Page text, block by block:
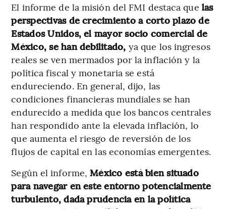
El informe de la misión del FMI destaca que las
perspectivas de crecimiento a corto plazo de
Estados Unidos, el mayor socio comercial de
México, se han debilitado, ya que los ingresos
reales se ven mermados por la inflación y la
política fiscal y monetaria se está
endureciendo. En general, dijo, las
condiciones financieras mundiales se han
endurecido a medida que los bancos centrales
han respondido ante la elevada inflación, lo
que aumenta el riesgo de reversión de los
flujos de capital en las economías emergentes.
Según el informe,México está bien situado
para navegar en este entorno potencialmente
turbulento, dada prudencia en la política